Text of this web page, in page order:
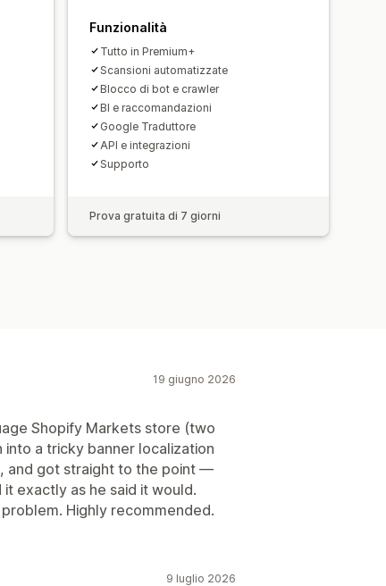
Funzionalità
Tutto in Premium+
Scansioni automatizzate
Blocco di bot e crawler
BI e raccomandazioni
Google Traduttore
API e integrazioni
Supporto
Prova gratuita di 7 giorni
19 giugno 2026
Shopify Markets store (two
a tricky banner localization
and got straight to the point —
exactly as he said it would.
Highly recommended.
9 luglio 2026